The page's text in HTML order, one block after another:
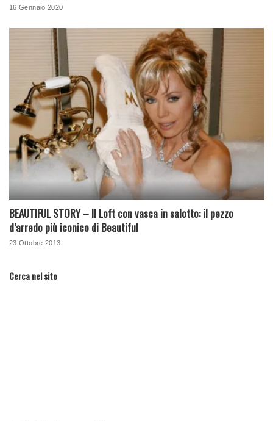
16 Gennaio 2020
BEAUTIFUL STORY – Il Loft con vasca in salotto: il pezzo
d’arredo più iconico di Beautiful
23 Ottobre 2013
Cerca nel sito